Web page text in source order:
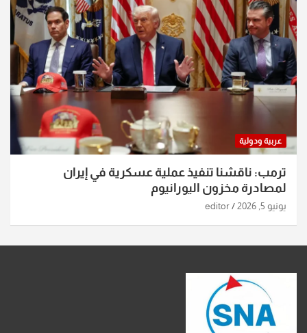
عربية ودولية
ترمب: ناقشنا تنفيذ عملية عسكرية في إيران
لمصادرة مخزون اليورانيوم
يونيو 5, 2026 editor